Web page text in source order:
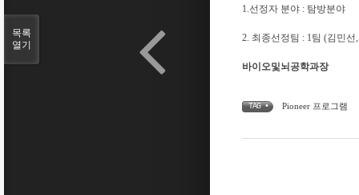
1.선정자 분야 : 탐방분야
2. 최종선정팀 : 1팀 (김민
바이오및뇌공학과장
TAG • Pioneer 프로그램
목록
열기